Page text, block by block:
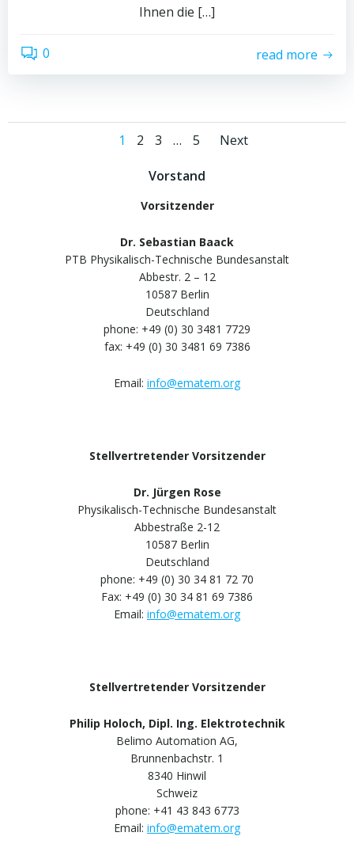
Ihnen die […]
0 read more
Posts
navigation
Page
1 Page
2 Page
3 … Page
5
Posts
Next
Vorstand
Vorsitzender
Dr. Sebastian Baack
PTB Physikalisch-Technische Bundesanstalt
Abbestr. 2 – 12
10587 Berlin
Deutschland
phone: +49 (0) 30 3481 7729
fax: +49 (0) 30 3481 69 7386
Email: info@ematem.org
Stellvertretender Vorsitzender
Dr. Jürgen Rose
Physikalisch-Technische Bundesanstalt
Abbestraße 2-12
10587 Berlin
Deutschland
phone: +49 (0) 30 34 81 72 70
Fax: +49 (0) 30 34 81 69 7386
Email: info@ematem.org
Stellvertretender Vorsitzender
Philip Holoch, Dipl. Ing. Elektrotechnik
Belimo Automation AG,
Brunnenbachstr. 1
8340 Hinwil
Schweiz
phone: +41 43 843 6773
Email: info@ematem.org